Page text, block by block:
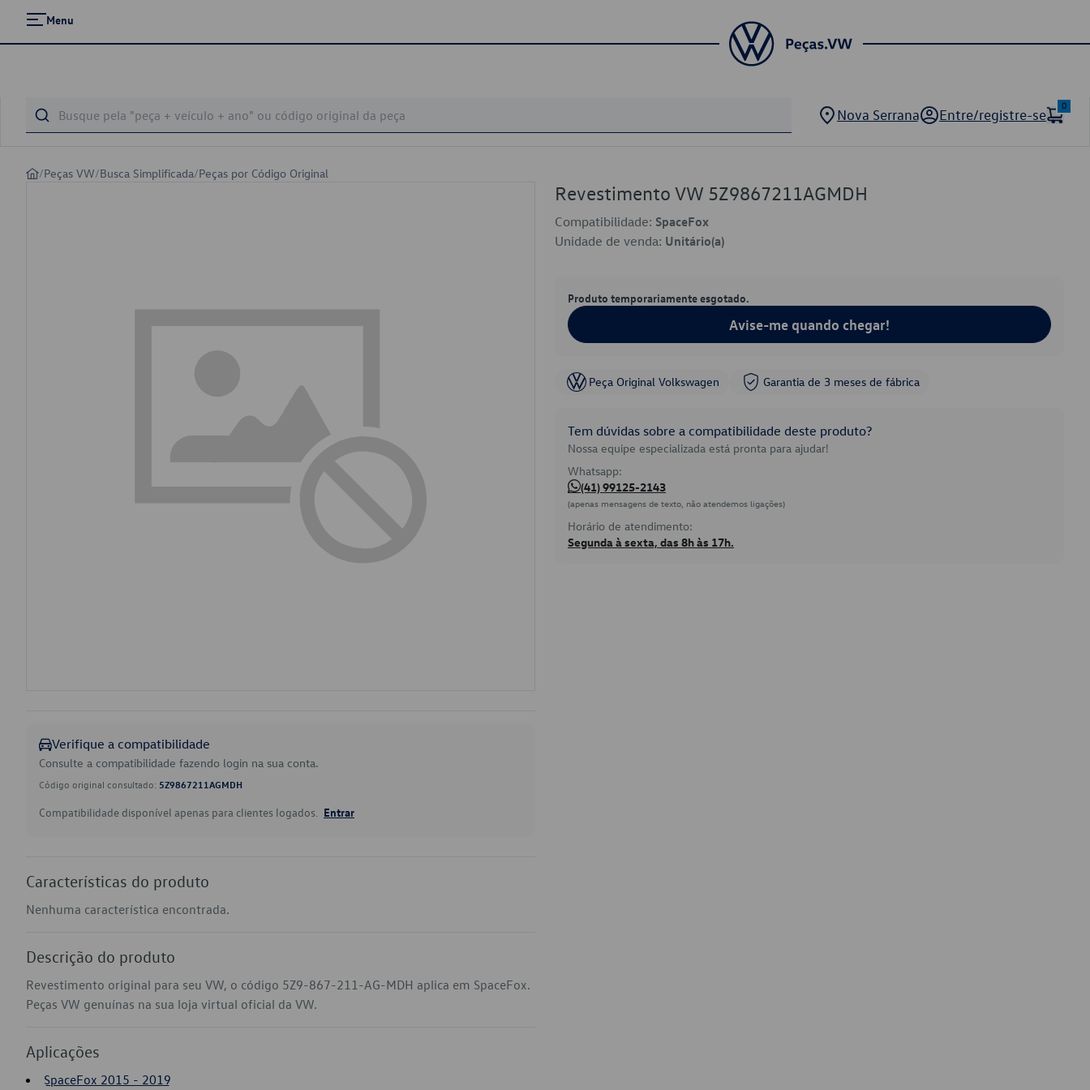
Menu
Nova Serrana Entre/registre-se
0
/Peças VW/Busca Simplificada/Peças por Código Original
Verifique a compatibilidade
Consulte a compatibilidade fazendo login na sua conta.
Código original consultado: 5Z9867211AGMDH
Compatibilidade disponível apenas para clientes logados. Entrar
Características do produto
Nenhuma característica encontrada.
Descrição do produto
Revestimento original para seu VW, o código 5Z9-867-211-AG-MDH aplica em SpaceFox.
Peças VW genuínas na sua loja virtual oficial da VW.
Aplicações
SpaceFox 2015 - 2019
Revestimento VW 5Z9867211AGMDH
Compatibilidade: SpaceFox
Unidade de venda: Unitário(a)
Produto temporariamente esgotado.
Avise-me quando chegar!
Peça Original Volkswagen Garantia de 3 meses de fábrica
Tem dúvidas sobre a compatibilidade deste produto?
Nossa equipe especializada está pronta para ajudar!
Whatsapp:
(41) 99125-2143
(apenas mensagens de texto, não atendemos ligações)
Horário de atendimento:
Segunda à sexta, das 8h às 17h.